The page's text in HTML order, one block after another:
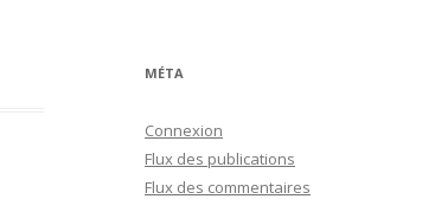
MÉTA
Connexion
Flux des publications
Flux des commentaires